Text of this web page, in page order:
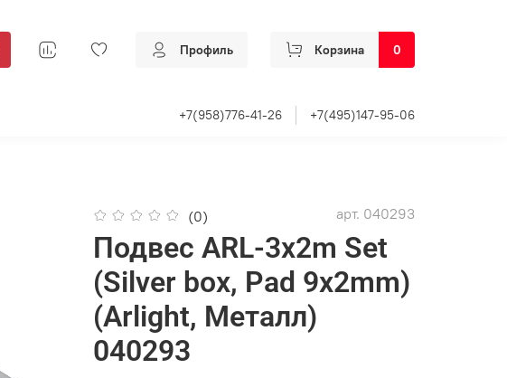
Профиль Корзина 0
+7(958)776-41-26 +7(495)147-95-06
(0) арт. 040293
Подвес ARL-3x2m Set
(Silver box, Pad 9x2mm)
(Arlight, Металл)
040293